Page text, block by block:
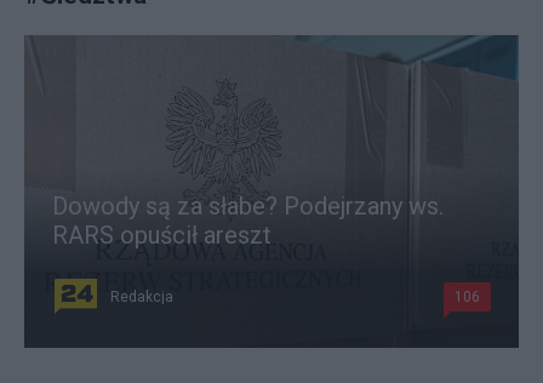
Dowody są za słabe? Podejrzany ws.
RARS opuścił areszt
Redakcja 106